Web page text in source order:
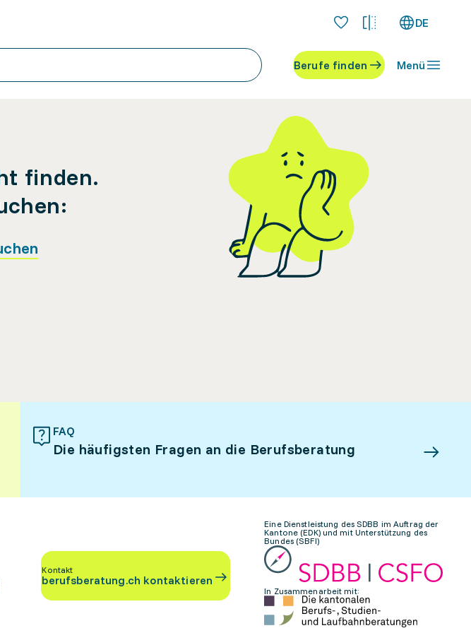
DE
Berufe finden Menü
finden.
FAQ
Die häufigsten Fragen an die Berufsberatung
Kontakt
berufsberatung.ch kontaktieren
Eine Dienstleistung des SDBB im Auftrag der
Kantone (EDK) und mit Unterstützung des
Bundes (SBFI)
In Zusammenarbeit mit: